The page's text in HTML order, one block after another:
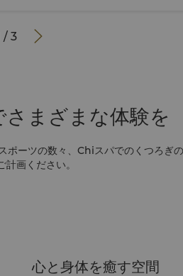
で、オールデイダイニングレストラン
/3 
まざまな体験を
ーツの数々、Chiスパでのくつろぎの
画ください。
心と身体を癒す空間